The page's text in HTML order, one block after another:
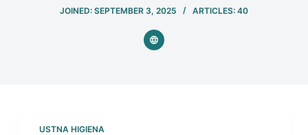
JOINED: SEPTEMBER 3, 2025 ARTICLES: 40
USTNA HIGIENA